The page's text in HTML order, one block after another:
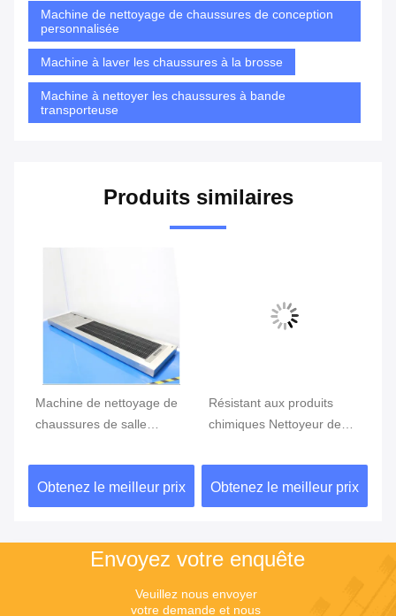
Machine de nettoyage de chaussures de conception
personnalisée
Machine à laver les chaussures à la brosse
Machine à nettoyer les chaussures à bande
transporteuse
Produits similaires
Machine de nettoyage de
chaussures de salle
acier inoxydable
1838*768*150 mm pour
l'industrie automobile
Obtenez le meilleur prix
Résistant aux produits
chimiques Nettoyeur de
nettoyage de chaussures
Alliages anti-corrosion
Taille du paquet
Obtenez le meilleur prix
Envoyez votre enquête
Veuillez nous envoyer
votre demande et nous